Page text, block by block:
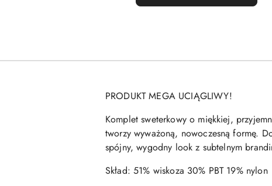
PRODUKT MEGA UCIĄGLIWY!
Komplet sweterkowy o miękkiej,
tworzy wyważoną, nowoczesną formę.
spójny, wygodny look z subtelnym
Skład: 51% wiskoza 30% PBT 19% nylon